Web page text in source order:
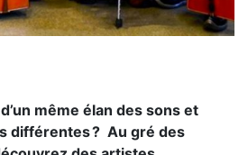
même élan des sons et
différentes ? Au gré des